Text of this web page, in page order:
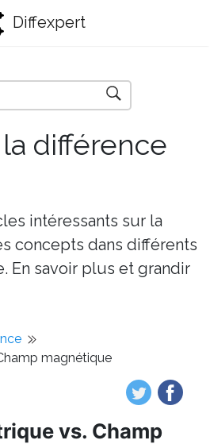
Diffexpert
différence
intéressants sur la
concepts dans différents
En savoir plus et grandir
magnétique
vs. Champ